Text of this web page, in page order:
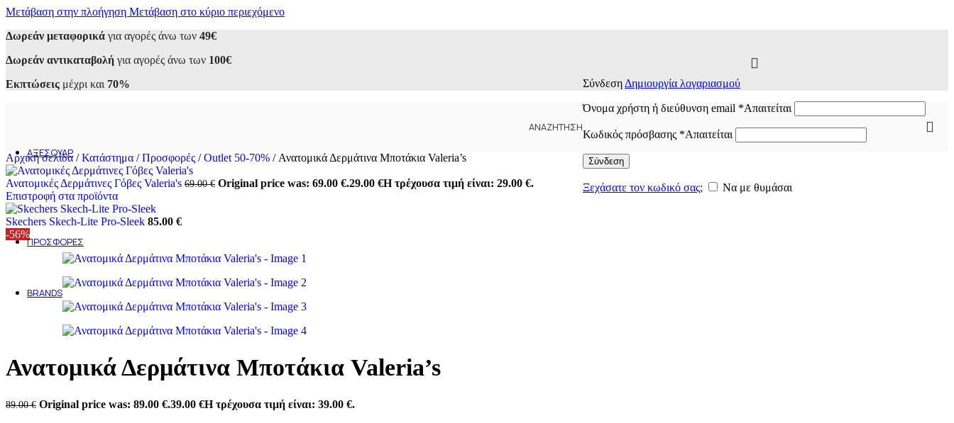
Μετάβαση στην πλοήγηση Μετάβαση στο κύριο περιεχόμενο
Δωρεάν μεταφορικά για αγορές άνω των 49€
Δωρεάν αντικαταβολή για αγορές άνω των 100€
Εκπτώσεις μέχρι και 70%
Sneakers
Casual
Oxfords
Σκαρπίνια
ΑΞΕΣΟΥΆΡ
Ανδρικά
Ανδρικά τσαντάκια
Ανδρικά πορτοφόλια
Γυναικεία
Γυναικείες Τσάντες
Γυναικεία Πορτοφόλια
ΠΡΟΣΦΟΡΈΣ
Ανδρικά
Γυναικεία
Outlet 50-70%
BRANDS
Alessandra Paggioti
Carmela
Dominique Shoes
Envie
Eris Shoes
Gian Marco Venturi
ΑΝΑΖΉΤΗΣΗ
Σύνδεση Δημιουργία λογαριασμού
Όνομα χρήστη ή διεύθυνση email *Απαιτείται
Κωδικός πρόσβασης *Απαιτείται
Σύνδεση
Ξεχάσατε τον κωδικό σας; Να με θυμάσαι
Αρχική σελίδα / Κατάστημα / Προσφορές / Outlet 50-70% / Ανατομικά Δερμάτινα Μποτάκια Valeria’s
Ανατομικές Δερμάτινες Γόβες Valeria's 69.00€ Original price was: 69.00 €.29.00 €Η τρέχουσα τιμή είναι: 29.00 €.
Επιστροφή στα προϊόντα
Skechers Skech-Lite Pro-Sleek 85.00 €
-56%
Ανατομικά Δερμάτινα Μποτάκια Valeria’s
89.00€ Original price was: 89.00 €.39.00 €Η τρέχουσα τιμή είναι: 39.00 €.